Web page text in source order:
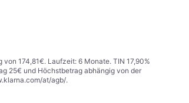
174,81€. Laufzeit: 6 Monate. TIN 17,90%
25€ und Höchstbetrag abhängig von der
at/agb/.